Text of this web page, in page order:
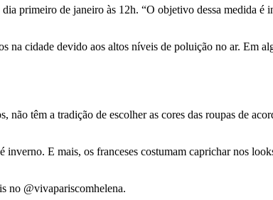
primeiro de janeiro às 12h. “O objetivo dessa medida é
cidade devido aos altos níveis de poluição no ar. Em
têm a tradição de escolher as cores das roupas de
E mais, os franceses costumam caprichar nos
no @vivapariscomhelena.